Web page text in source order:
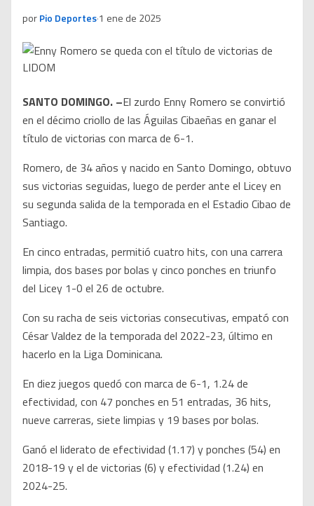
porPio Deportes·1 ene de 2025
SANTO DOMINGO. –El zurdo Enny Romero se convirtió
en el décimo criollo de las Águilas Cibaeñas en ganar el
título de victorias con marca de 6-1.
Romero, de 34 años y nacido en Santo Domingo, obtuvo
sus victorias seguidas, luego de perder ante el Licey en
su segunda salida de la temporada en el Estadio Cibao de
Santiago.
En cinco entradas, permitió cuatro hits, con una carrera
limpia, dos bases por bolas y cinco ponches en triunfo
del Licey 1-0 el 26 de octubre.
Con su racha de seis victorias consecutivas, empató con
César Valdez de la temporada del 2022-23, último en
hacerlo en la Liga Dominicana.
En diez juegos quedó con marca de 6-1, 1.24 de
efectividad, con 47 ponches en 51 entradas, 36 hits,
nueve carreras, siete limpias y 19 bases por bolas.
Ganó el liderato de efectividad (1.17) y ponches (54) en
2018-19 y el de victorias (6) y efectividad (1.24) en
2024-25.